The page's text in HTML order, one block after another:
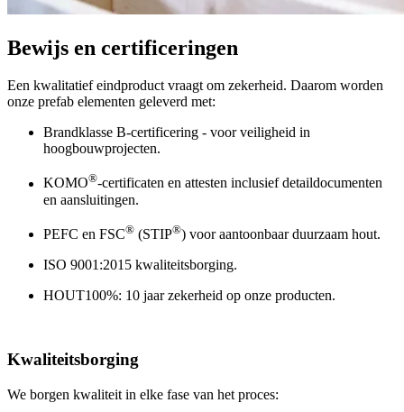
Bewijs en certificeringen
Een kwalitatief eindproduct vraagt om zekerheid. Daarom worden
onze prefab elementen geleverd met:
Brandklasse B-certificering - voor veiligheid in
hoogbouwprojecten.
KOMO®-certificaten en attesten inclusief detaildocumenten
en aansluitingen.
PEFC en FSC® (STIP®) voor aantoonbaar duurzaam hout.
ISO 9001:2015 kwaliteitsborging.
HOUT100%: 10 jaar zekerheid op onze producten.
Kwaliteitsborging
We borgen kwaliteit in elke fase van het proces: